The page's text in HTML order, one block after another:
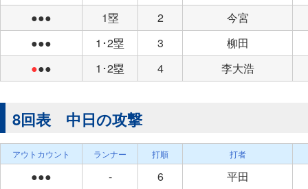
●●●
1塁 2
今宮
●●●
1･2塁 3
柳田
●●● 1･2塁 4 李大浩
8回表 中日の攻撃
アウトカウント ランナー 打順 打者
●●● - 6
平田